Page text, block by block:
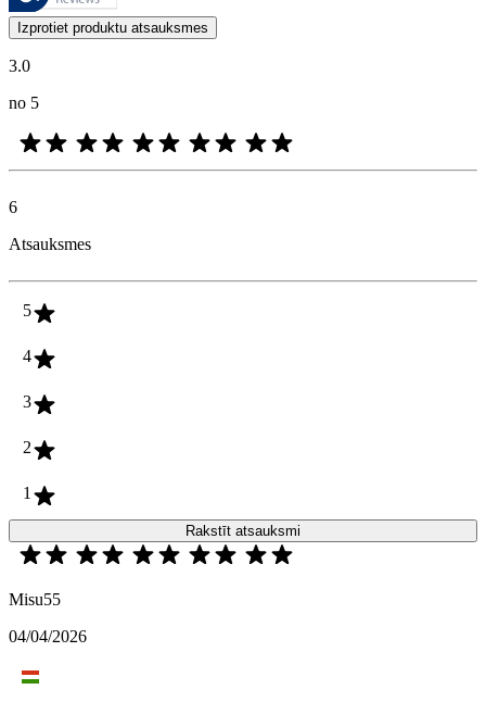
Klientu viedokļi produktu un zvaigžņu vērtējumu veidā ir noderīgi
Izprotiet produktu atsauksmes
3.0
no 5
6
Atsauksmes
5
4
3
2
1
Rakstīt atsauksmi
Misu55
04/04/2026